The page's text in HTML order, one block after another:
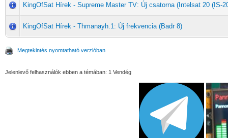
KingOfSat Hírek - Supreme Master TV: Új csatorna (Intelsat 20 (IS-
KingOfSat Hírek - Thmanayh.1: Új frekvencia (Badr 8)
Megtekintés nyomtatható verzióban
Jelenlevő felhasználók ebben a témában: 1 Vendég